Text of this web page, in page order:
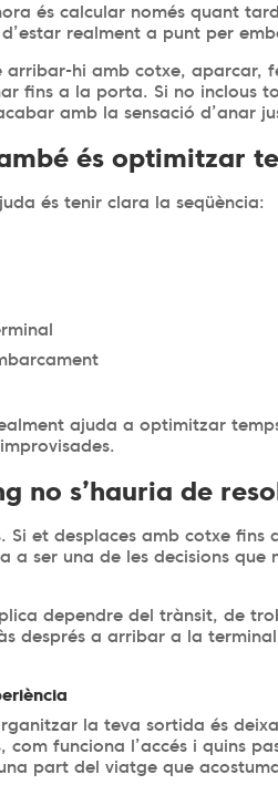
és calcular només quant
realment a punt per
arribar-hi amb cotxe, aparcar,
fins a la porta. Si no inclous
amb la sensació d’anar
és optimitzar
és tenir clara la seqüència:
ajuda a optimitzar
no s’hauria de
Si et desplaces amb cotxe fins
a ser una de les decisions que
dependre del trànsit, de
després a arribar a la
la teva sortida és
funciona l’accés i quins
part del viatge que